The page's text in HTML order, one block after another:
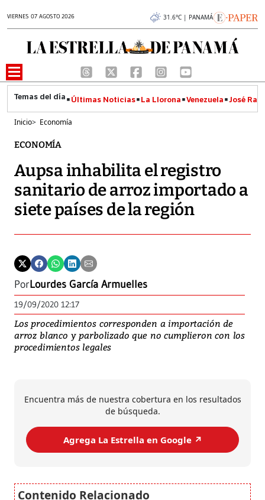
VIERNES 07 AGOSTO 2026 31.6°C | PANAMÁ
Últimas Noticias La Llorona Venezuela José
Inicio> Economía
ECONOMÍA
Aupsa inhabilita el registro
sanitario de arroz importado a
siete países de la región
PorLourdes García Armuelles
19/09/2020 12:17
Los procedimientos corresponden a importación de
arroz blanco y parbolizado que no cumplieron con los
procedimientos legales
Encuentra más de nuestra cobertura en los resultados
de búsqueda.
Agrega La Estrella en Google ↗️